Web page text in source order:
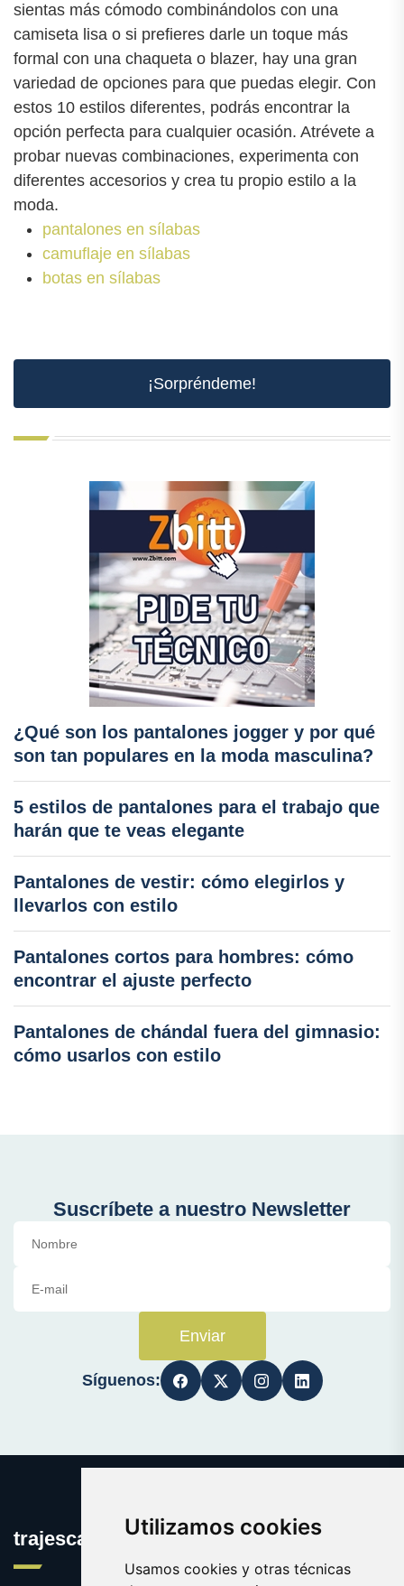
Utilizamos cookies
Usamos cookies y otras técnicas
sientas más cómodo combinándolos con una
camiseta lisa o si prefieres darle un toque más
formal con una chaqueta o blazer, hay una gran
variedad de opciones para que puedas elegir. Con
estos 10 estilos diferentes, podrás encontrar la
opción perfecta para cualquier ocasión. Atrévete a
probar nuevas combinaciones, experimenta con
diferentes accesorios y crea tu propio estilo a la
moda.
pantalones en sílabas
camuflaje en sílabas
botas en sílabas
¡Sorpréndeme!
¿Qué son los pantalones jogger y por qué
son tan populares en la moda masculina?
5 estilos de pantalones para el trabajo que
harán que te veas elegante
Pantalones de vestir: cómo elegirlos y
llevarlos con estilo
Pantalones cortos para hombres: cómo
encontrar el ajuste perfecto
Pantalones de chándal fuera del gimnasio:
cómo usarlos con estilo
Suscríbete a nuestro Newsletter
Enviar
Síguenos:
trajescaballero.com